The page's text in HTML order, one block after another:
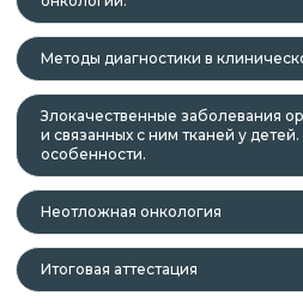
Методы диагностики в
Злокачественные заболевания
и связанных с ним тканей у
особенности.
Неотложная онкология
Итоговая аттестация